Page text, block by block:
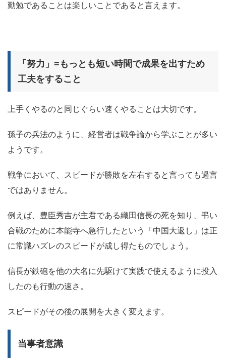
勤勉であることは楽しいことである と言えます。
「努力」=もっとも短い時間で成果を出すため
工夫をすること
上手くやるのと同じぐらい速くやる ことは大切です。
孫子の兵法のように、経営者は戦争論から学ぶことが多い
ようです。
戦争において、 スピードが勝敗を左右する と言っても過言
ではありません。
例えば、豊臣秀吉が主君である織田信長の死を知り、弔い
合戦のために本能寺へ急行したという「中国大返し」は正
に常識ハズレのスピードが成し得たものでしょう。
信長が鉄砲を他の大名に先駆けて実践で使えるように投入
したのも行動の速さ。
スピードがその後の展開を大きく変えます。
当事者意識